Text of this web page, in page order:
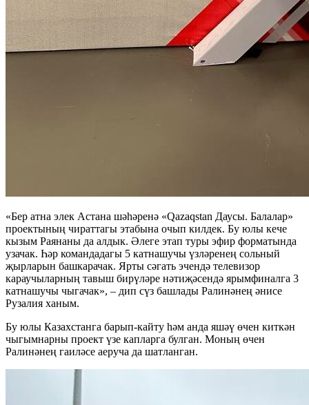
«Бер атна элек Астана шәһәренә «Qazaqstan Даусы. Балалар»
проектының чираттагы этабына очып килдек. Бу юлы кече
кызым Раянаны да алдык. Әлеге этап туры эфир форматында
узачак. Һәр командадагы 5 катнашучы үзләренең сольный
җырларын башкарачак. Ярты сәгать эчендә телевизор
караучыларның тавыш бирүләре нәтиҗәсендә ярымфиналга 3
катнашучы чыгачак», – дип сүз башлады Ралинәнең әнисе
Рузалия ханым.
Бу юлы Казахстанга барып-кайту һәм анда яшәү өчен киткән
чыгымнарны проект үзе капларга булган. Моның өчен
Ралинәнең гаиләсе аеруча да шатланган.